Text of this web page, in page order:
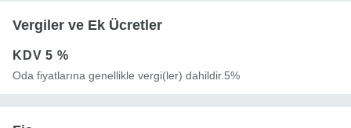
Vergiler ve Ek Ücretler
KDV5 %
Oda fiyatlarına genellikle vergi(ler) dahildir.5%